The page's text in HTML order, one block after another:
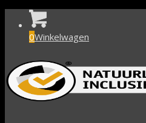
0Winkelwagen